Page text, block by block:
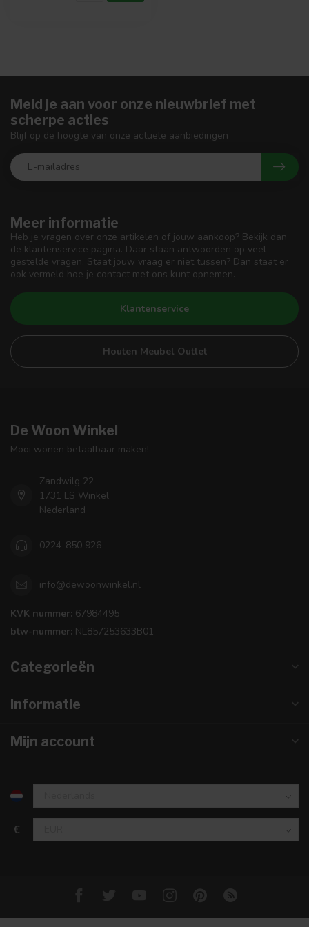
Meer informatie
Heb je vragen over onze artikelen of jouw aankoop? Bekijk dan
de klantenservice pagina. Daar staan antwoorden op veel
gestelde vragen. Staat jouw vraag er niet tussen? Dan staat er
ook vermeld hoe je contact met ons kunt opnemen.
Klantenservice
Houten Meubel Outlet
Meld je aan voor onze nieuwbrief met
scherpe acties
Blijf op de hoogte van onze actuele aanbiedingen
De Woon Winkel
Mooi wonen betaalbaar maken!
Zandwilg 22
1731 LS Winkel
Nederland
0224-850 926
info@dewoonwinkel.nl
KVK nummer: 67984495
btw-nummer: NL857253633B01
Categorieën
Informatie
Mijn account
€